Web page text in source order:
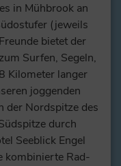
in Mühbrook an
(jeweils
bietet der
Surfen, Segeln,
Kilometer langer
joggenden
der Nordspitze des
durch
Seeblick Engel
kombinierte Rad-